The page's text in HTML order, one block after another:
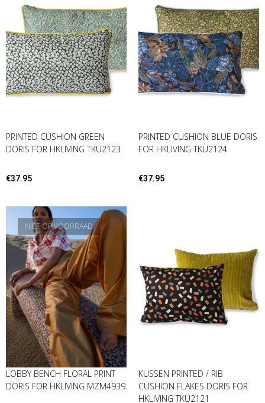
PRINTED CUSHION GREEN
DORIS FOR HKLIVING TKU2123
€37.95
PRINTED CUSHION BLUE DORIS
FOR HKLIVING TKU2124
€37.95
NIET OP VOORRAAD
LOBBY BENCH FLORAL PRINT
DORIS FOR HKLIVING MZM4939
KUSSEN PRINTED / RIB
CUSHION FLAKES DORIS FOR
HKLIVING TKU2121